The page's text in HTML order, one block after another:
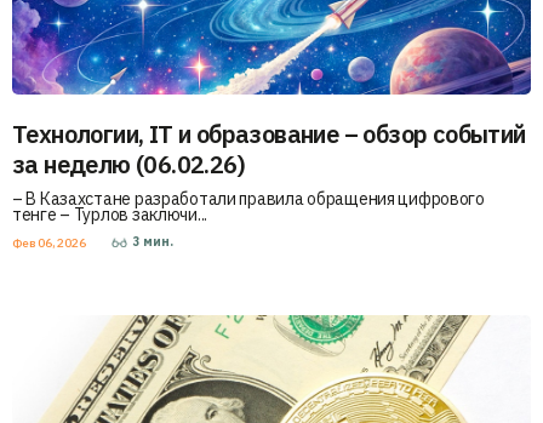
Технологии, IT и образование – обзор событий
за неделю (06.02.26)
– В Казахстане разработали правила обращения цифрового
тенге – Турлов заключи...
Фев 06, 2026 3 мин.